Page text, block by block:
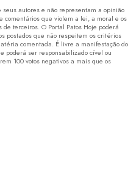
autores e não representam a opinião
comentários que violem a lei, a moral e os
terceiros. O Portal Patos Hoje poderá
postados que não respeitem os critérios
comentada. É livre a manifestação do
poderá ser responsabilizado cível ou
100 votos negativos a mais que os